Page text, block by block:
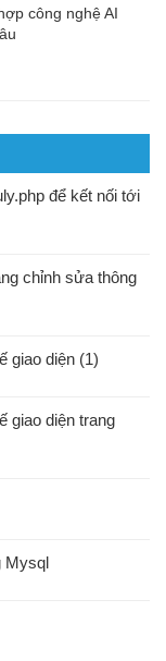
công nghệ AI
để kết nối tới
chỉnh sửa thông
giao diện (1)
giao diện trang
Mysql